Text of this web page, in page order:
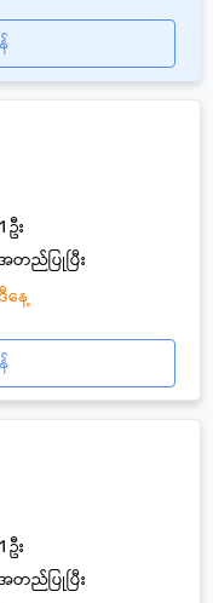
တည်ပြုပြီး
1 ဦး
ဒီနေ့
တည်ပြုပြီး
1 ဦး